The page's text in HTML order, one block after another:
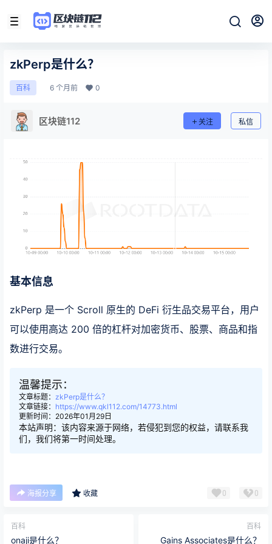
zkPerp是什么？
百科 6 个月前 0
区块链112 关注 私信
基本信息
zkPerp 是一个 Scroll 原生的 DeFi 衍生品交易平台，用户
可以使用高达 200 倍的杠杆对加密货币、股票、商品和指
数进行交易。
温馨提示：
文章标题： zkPerp是什么？
文章链接： https://www.qkl112.com/14773.html
更新时间：2026年01月29日
本站声明：该内容来源于网络，若侵犯到您的权益，请联系我
们，我们将第一时间处理。
海报分享 收藏 0 0
百科
onaji是什么？
百科
Gains Associates是什么？